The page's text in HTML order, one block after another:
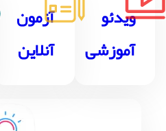
ویدئو
آموزشی
آزمون
آنلاین